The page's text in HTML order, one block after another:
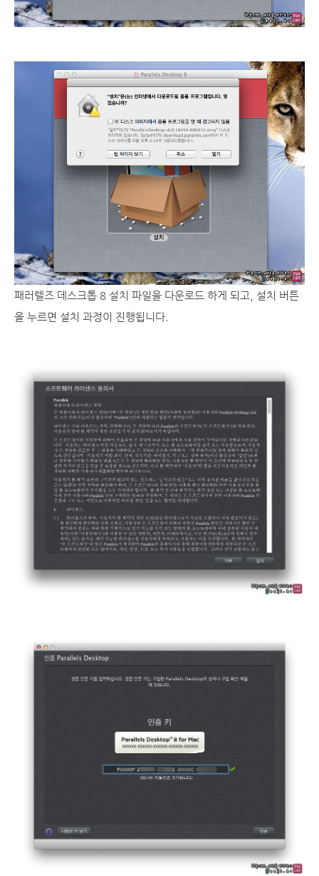
패러렐즈 데스크톱 8 설치 파일을 다운로드 하게 되고, 설치 버튼
을 누르면 설치 과정이 진행됩니다.